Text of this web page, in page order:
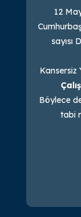
12
sayısı
Kansersiz
Böylece
tabi